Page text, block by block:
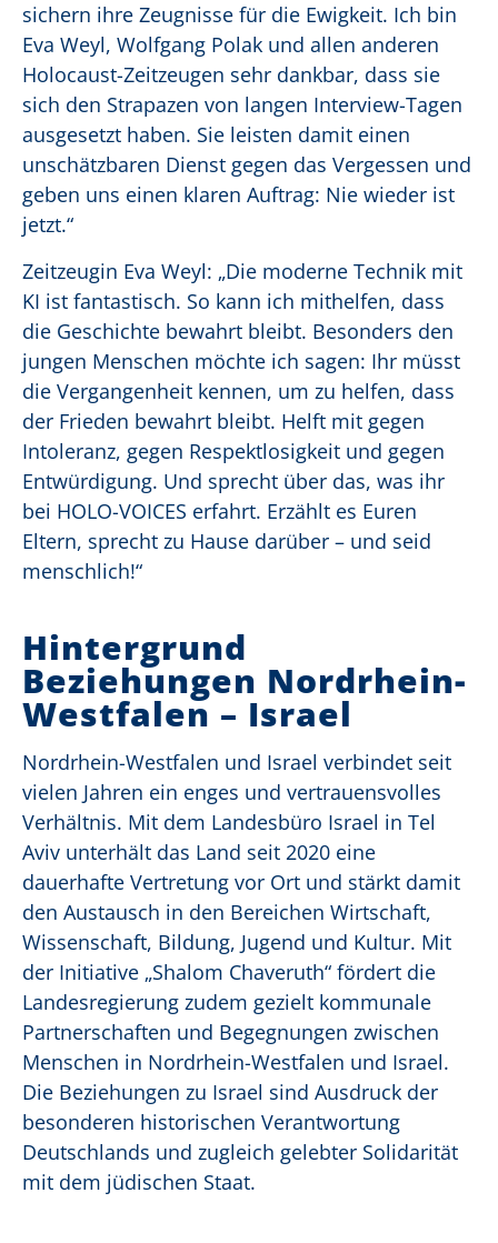
sichern ihre Zeugnisse für die Ewigkeit. Ich bin
Eva Weyl, Wolfgang Polak und allen anderen
Holocaust-Zeitzeugen sehr dankbar, dass sie
sich den Strapazen von langen Interview-Tagen
ausgesetzt haben. Sie leisten damit einen
unschätzbaren Dienst gegen das Vergessen und
geben uns einen klaren Auftrag: Nie wieder ist
jetzt.“
Zeitzeugin Eva Weyl: „Die moderne Technik mit
KI ist fantastisch. So kann ich mithelfen, dass
die Geschichte bewahrt bleibt. Besonders den
jungen Menschen möchte ich sagen: Ihr müsst
die Vergangenheit kennen, um zu helfen, dass
der Frieden bewahrt bleibt. Helft mit gegen
Intoleranz, gegen Respektlosigkeit und gegen
Entwürdigung. Und sprecht über das, was ihr
bei HOLO-VOICES erfahrt. Erzählt es Euren
Eltern, sprecht zu Hause darüber – und seid
menschlich!“
Hintergrund
Beziehungen Nordrhein-
Westfalen – Israel
Nordrhein-Westfalen und Israel verbindet seit
vielen Jahren ein enges und vertrauensvolles
Verhältnis. Mit dem Landesbüro Israel in Tel
Aviv unterhält das Land seit 2020 eine
dauerhafte Vertretung vor Ort und stärkt damit
den Austausch in den Bereichen Wirtschaft,
Wissenschaft, Bildung, Jugend und Kultur. Mit
der Initiative „Shalom Chaveruth“ fördert die
Landesregierung zudem gezielt kommunale
Partnerschaften und Begegnungen zwischen
Menschen in Nordrhein-Westfalen und Israel.
Die Beziehungen zu Israel sind Ausdruck der
besonderen historischen Verantwortung
Deutschlands und zugleich gelebter Solidarität
mit dem jüdischen Staat.